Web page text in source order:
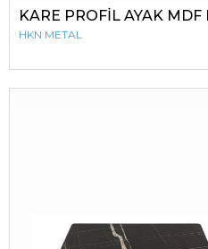
KARE PROFİL AYAK
HKN METAL